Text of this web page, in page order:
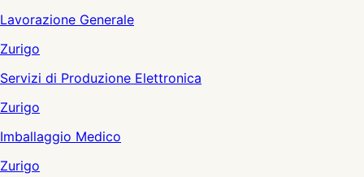
Lavorazione Generale
Zurigo
Servizi di Produzione Elettronica
Zurigo
Imballaggio Medico
Zurigo